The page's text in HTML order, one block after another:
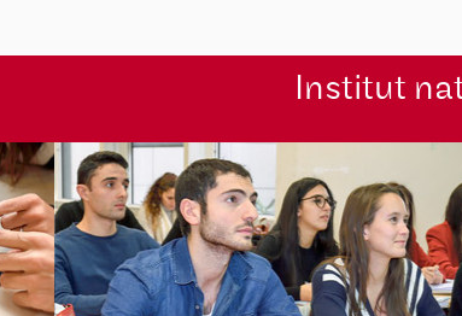
Institut